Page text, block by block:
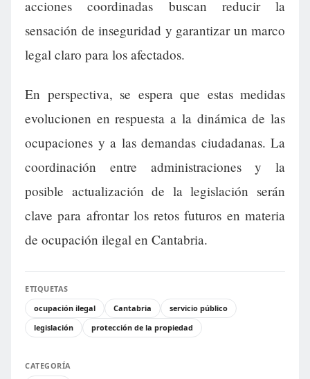
acciones coordinadas buscan reducir la
sensación de inseguridad y garantizar un marco
legal claro para los afectados.
En perspectiva, se espera que estas medidas
evolucionen en respuesta a la dinámica de las
ocupaciones y a las demandas ciudadanas. La
coordinación entre administraciones y la
posible actualización de la legislación serán
clave para afrontar los retos futuros en materia
de ocupación ilegal en Cantabria.
ETIQUETAS
ocupación ilegal
Cantabria
servicio público
legislación
protección de la propiedad
CATEGORÍA